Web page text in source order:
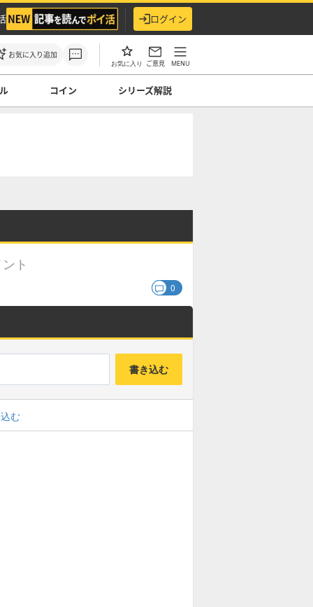
ログイン
お気に入り追加
お気に入り ご意見 MENU
コイン シリーズ解説
ト
0
書き込む
む